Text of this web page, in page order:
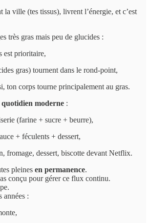
la ville (tes tissus), livrent l’énergie, et c’est
très gras mais peu de glucides :
est prioritaire,
gras) tournent dans le rond-point,
ton corps tourne principalement au gras.
quotidien moderne :
(farine + sucre + beurre),
+ féculents + dessert,
fromage, dessert, biscotte devant Netflix.
pleines en permanence.
conçu pour gérer ce flux continu.
années :